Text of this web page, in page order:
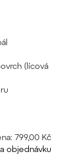
(lícová
799,00 Kč
objednávku